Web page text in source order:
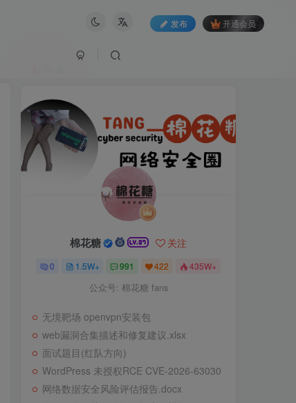
发布 开通会员
棉花糖 关注
0 1.5W+ 991 422 435W+
公众号: 棉花糖 fans
无境靶场 openvpn安装包
web漏洞合集描述和修复建议.xlsx
面试题目(红队方向)
WordPress 未授权RCE CVE-2026-63030
网络数据安全风险评估报告.docx